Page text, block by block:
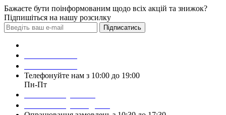
Бажаєте бути поінформованим щодо всіх акцій та знижок?
Підпишіться на нашу розсилку
Підписатись
Телефонуйте нам з 10:00 до 19:00
Пн-Пт